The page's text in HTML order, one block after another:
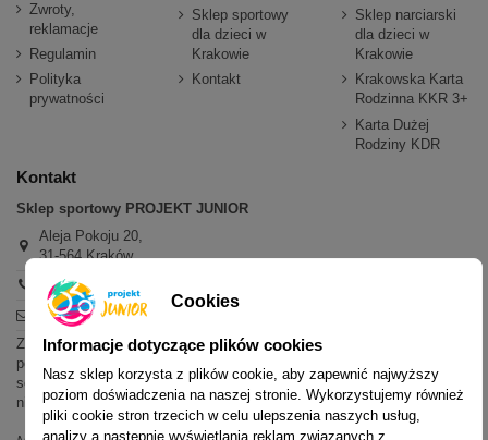
Zwroty,
reklamacje
Regulamin
Polityka
prywatności
Sklep sportowy
dla dzieci w
Krakowie
Kontakt
Sklep narciarski
dla dzieci w
Krakowie
Krakowska Karta
Rodzinna KKR 3+
Karta Dużej
Rodziny KDR
Kontakt
Sklep sportowy PROJEKT JUNIOR
Aleja Pokoju 20,
31-564 Kraków
+48 600 779 897
sklep@projektjunior.pl
Zapraszamy do sklepu stacjonarnego:
poniedziałek - piątek: 11.00-19.00
sobota: 10.00-14.00
niedziela (każda): nieczynne
Cookies
Informacje dotyczące plików cookies
Nasz sklep korzysta z plików cookie, aby zapewnić najwyższy
poziom doświadczenia na naszej stronie. Wykorzystujemy również
pliki cookie stron trzecich w celu ulepszenia naszych usług,
analizy a następnie wyświetlania reklam związanych z